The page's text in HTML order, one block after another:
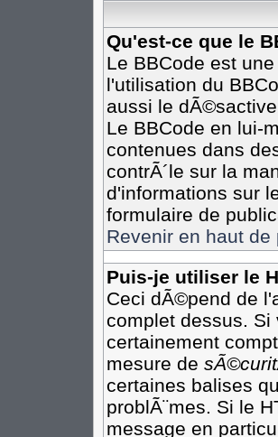
Qu'est-ce que le
Le BBCode est
l'utilisation du
aussi le
Le BBCode en lui-
contenues dans
contrÃ´le sur la
d'informations sur
formulaire de
Revenir en haut de
Puis-je utiliser le
Ceci dÃ©pend de
complet dessus.
certainement
mesure de
certaines balises
problÃ¨mes. Si le
message en